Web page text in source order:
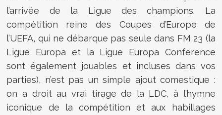
l’arrivée de la Ligue des champions. La
compétition reine des Coupes d’Europe de
l’UEFA, qui ne débarque pas seule dans FM 23 (la
Ligue Europa et la Ligue Europa Conference
sont également jouables et incluses dans vos
parties), n’est pas un simple ajout comestique :
on a droit au vrai tirage de la LDC, à l’hymne
iconique de la compétition et aux habillages